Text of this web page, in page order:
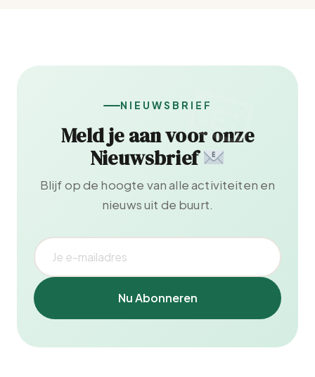
NIEUWSBRIEF
Meld je aan voor onze
Nieuwsbrief
Blijf op de hoogte van alle activiteiten en
nieuws uit de buurt.
Nu Abonneren